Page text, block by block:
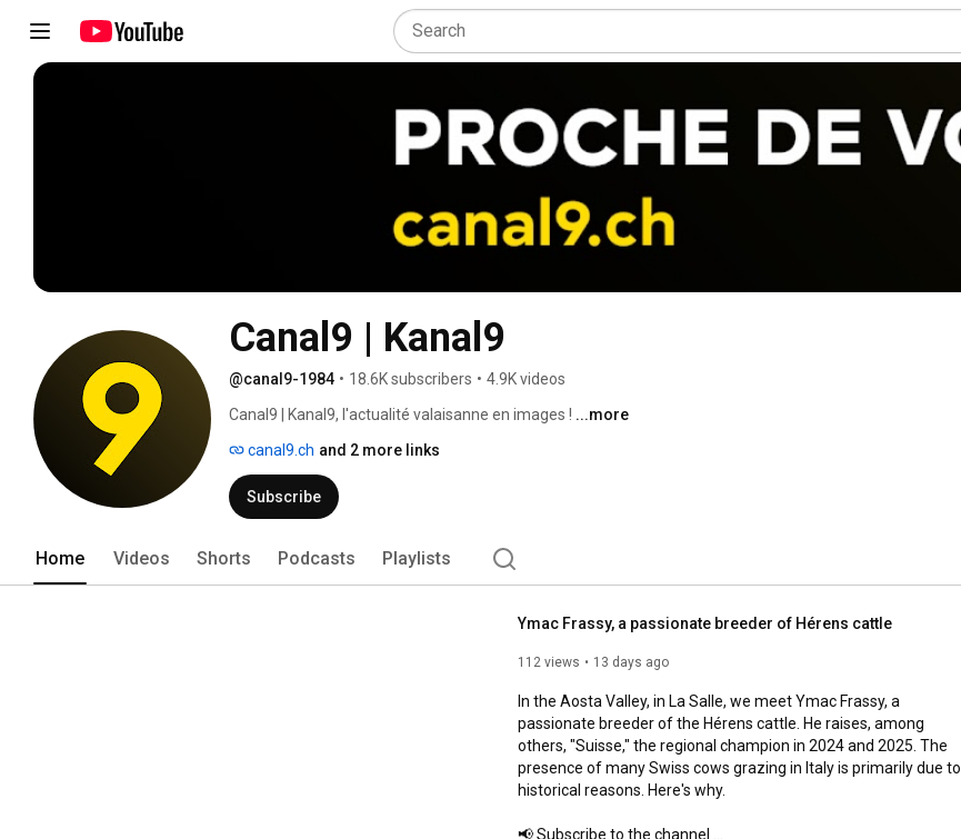
@canal9-1984 • 18.6K subscribers • 4.9K videos
Canal9 | Kanal9, l'actualité valaisanne en images ! ...more
canal9.ch and 2 more links
Subscribe
Home Videos Shorts Podcasts Playlists
Ymac Frassy, a passionate breeder of Hérens cattle
112 views 13 days ago
In the Aosta Valley, in La Salle, we meet Ymac Frassy, ​​a
passionate breeder of the Hérens cattle. He raises, among
others, "Suisse," the regional champion in 2024 and 2025. The
presence of many Swiss cows grazing in Italy is primarily due to
historical reasons. Here's why.